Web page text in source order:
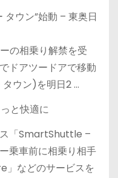
タウン”始動 – 東奥日
の相乗り解禁を受
ドアツードアで移動
ウン)を明日2 …
と快適に
ス「SmartShuttle –
乗車前に相乗り相手
などのサービスを